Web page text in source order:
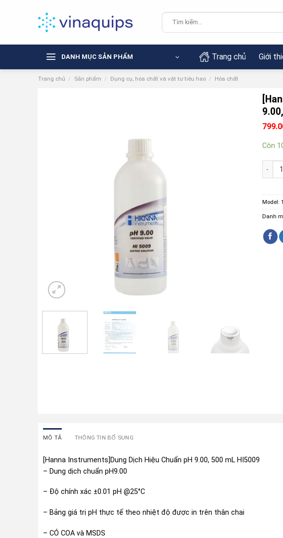
Tìm
kiếm:
DANH MỤC SẢN PHẨM Trang chủ Giới
Trang chủ / Sản phẩm / Dụng cụ, hóa chất và vật tư tiêu hao / Hóa chất
Còn
Model:
Danh
MÔ TẢ THÔNG TIN BỔ SUNG
[Hanna Instruments]Dung Dịch Hiệu Chuẩn pH 9.00, 500 mL HI5009
– Dung dịch chuẩn pH9.00
– Độ chính xác ±0.01 pH @25°C
– Bảng giá trị pH thực tế theo nhiệt độ được in trên thân chai
– CÓ COA và MSDS